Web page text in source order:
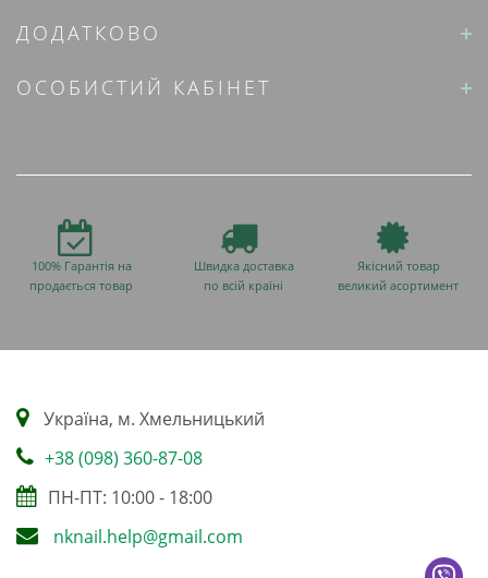
ДОДАТКОВО
ОСОБИСТИЙ КАБІНЕТ
100% Гарантія на
продається товар
Швидка доставка
по всій країні
Якісний товар
великий асортимент
Українa, м. Хмельницький
+38 (098) 360-87-08
ПН-ПТ: 10:00 - 18:00
nknail.help@gmail.com